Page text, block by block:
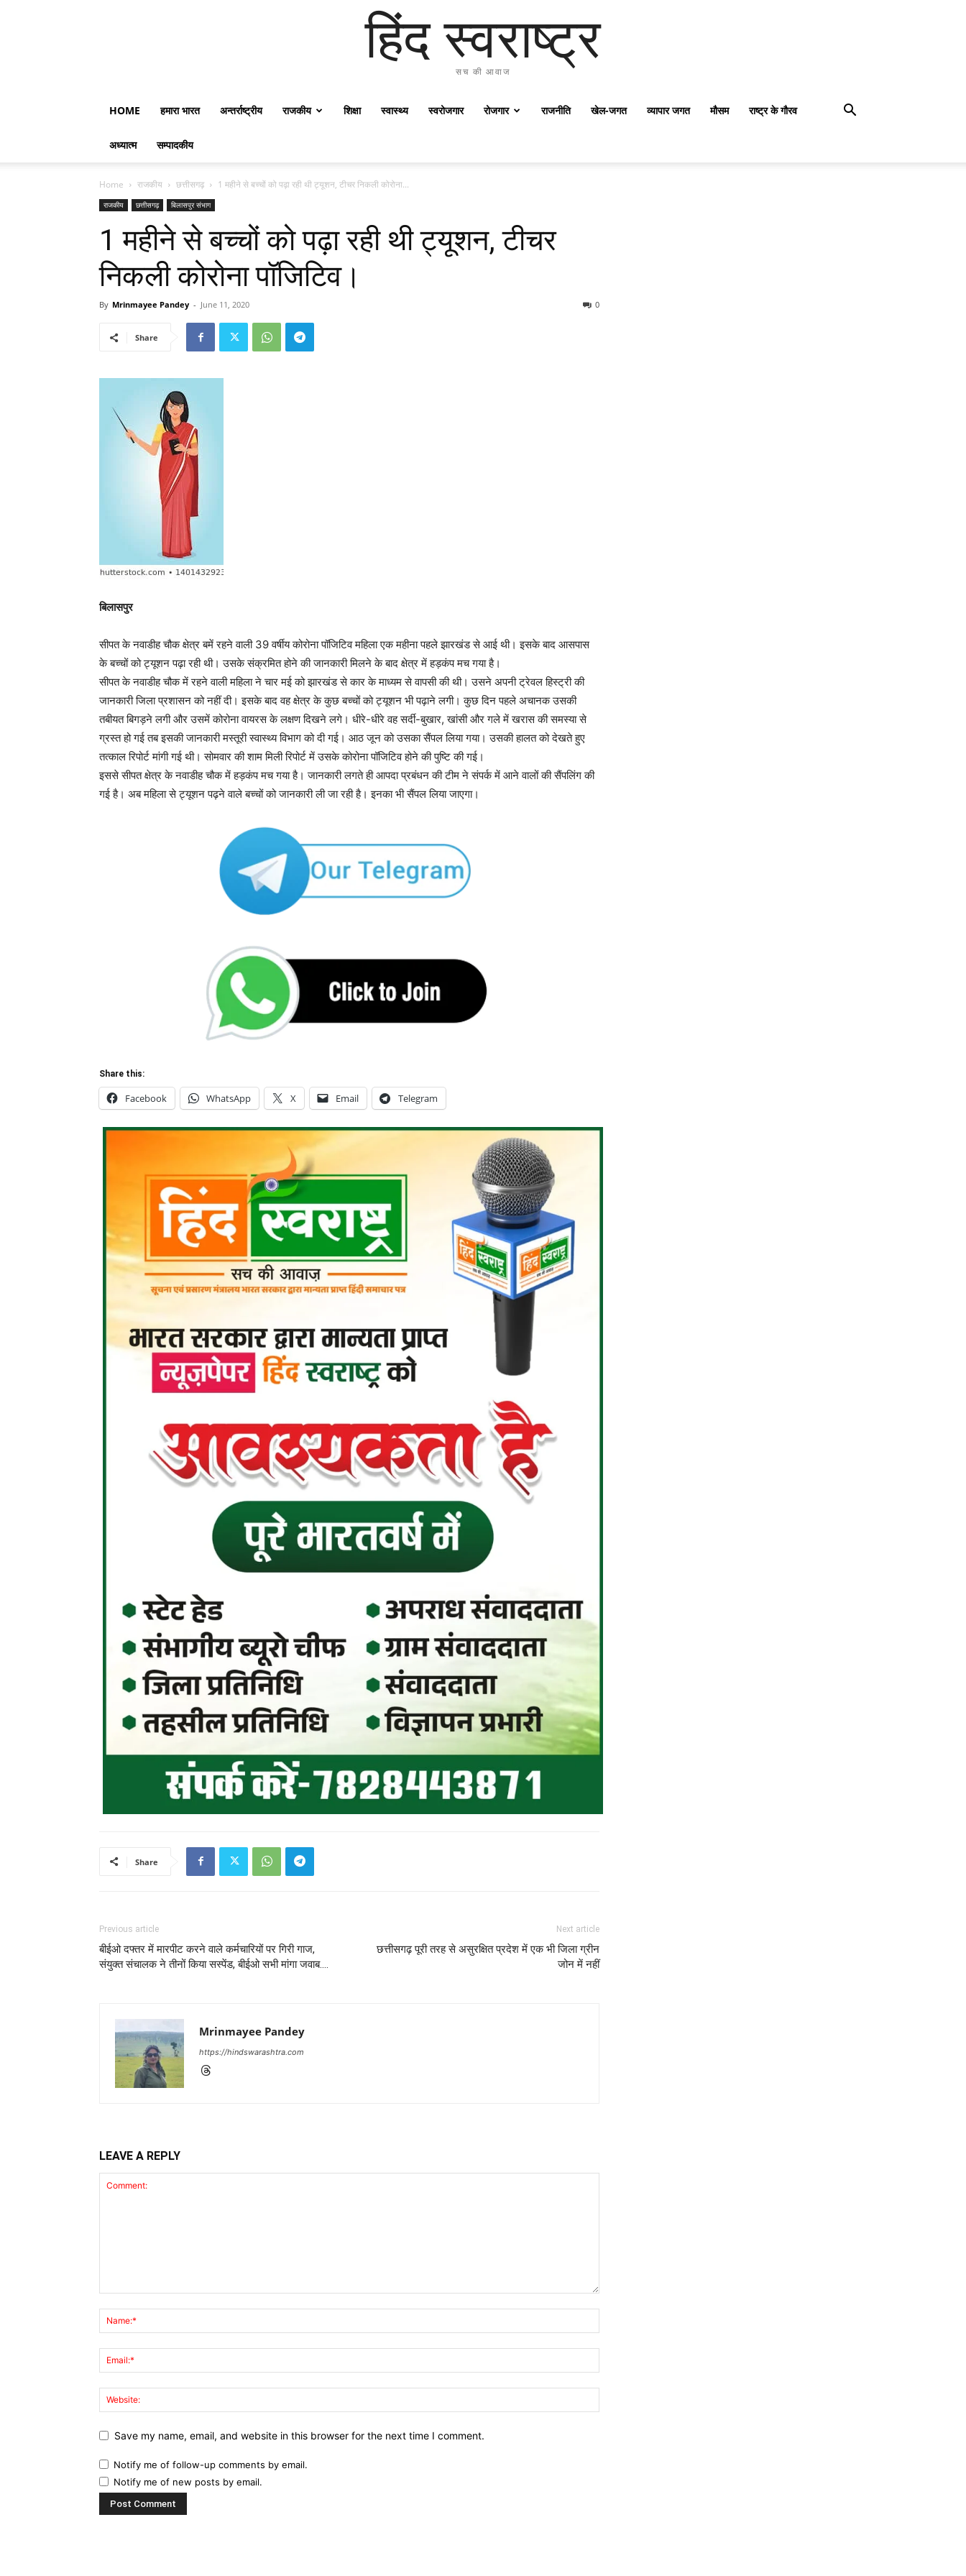
हिंद स्वराष्ट्र
सच की आवाज
HOME हमारा भारत अन्तर्राष्ट्रीय राजकीय शिक्षा स्वास्थ्य स्वरोजगार रोजगार राजनीति खेल-जगत व्यापार जगत मौसम राष्ट्र के गौरव
अध्यात्म सम्पादकीय
Home राजकीय छत्तीसगढ़ 1 महीने से बच्चों को पढ़ा रही थी ट्यूशन, टीचर निकली कोरोना...
राजकीय छत्तीसगढ़ बिलासपुर संभाग
1 महीने से बच्चों को पढ़ा रही थी ट्यूशन, टीचर
निकली कोरोना पॉजिटिव।
By Mrinmayee Pandey - June 11, 2020 0
Share
बिलासपुर
सीपत के नवाडीह चौक क्षेत्र बमें रहने वाली 39 वर्षीय कोरोना पॉजिटिव महिला एक महीना पहले झारखंड से आई थी। इसके बाद आसपास
के बच्चों को ट्यूशन पढ़ा रही थी। उसके संक्रमित होने की जानकारी मिलने के बाद क्षेत्र में हड़कंप मच गया है।
सीपत के नवाडीह चौक में रहने वाली महिला ने चार मई को झारखंड से कार के माध्यम से वापसी की थी। उसने अपनी ट्रेवल हिस्ट्री की
जानकारी जिला प्रशासन को नहीं दी। इसके बाद वह क्षेत्र के कुछ बच्चों को ट्यूशन भी पढ़ाने लगी। कुछ दिन पहले अचानक उसकी
तबीयत बिगड़ने लगी और उसमें कोरोना वायरस के लक्षण दिखने लगे। धीरे-धीरे वह सर्दी-बुखार, खांसी और गले में खरास की समस्या से
ग्रस्त हो गई तब इसकी जानकारी मस्तूरी स्वास्थ्य विभाग को दी गई। आठ जून को उसका सैंपल लिया गया। उसकी हालत को देखते हुए
तत्काल रिपोर्ट मांगी गई थी। सोमवार की शाम मिली रिपोर्ट में उसके कोरोना पॉजिटिव होने की पुष्टि की गई।
इससे सीपत क्षेत्र के नवाडीह चौक में हड़कंप मच गया है। जानकारी लगते ही आपदा प्रबंधन की टीम ने संपर्क में आने वालों की सैंपलिंग की
गई है। अब महिला से ट्यूशन पढ़ने वाले बच्चों को जानकारी ली जा रही है। इनका भी सैंपल लिया जाएगा।
Share this:
Facebook WhatsApp X Email Telegram
Share
Previous article
बीईओ दफ्तर में मारपीट करने वाले कर्मचारियों पर गिरी गाज,
संयुक्त संचालक ने तीनों किया सस्पेंड, बीईओ सभी मांगा जवाब….
Next article
छत्तीसगढ़ पूरी तरह से असुरक्षित प्रदेश में एक भी जिला ग्रीन
जोन में नहीं
Mrinmayee Pandey
https://hindswarashtra.com
LEAVE A REPLY
Save my name, email, and website in this browser for the next time I comment.
Notify me of follow-up comments by email.
Notify me of new posts by email.